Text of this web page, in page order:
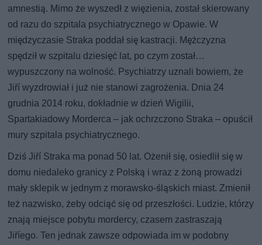
amnestią. Mimo że wyszedł z więzienia, został skierowany
od razu do szpitala psychiatrycznego w Opawie. W
międzyczasie Straka poddał się kastracji. Mężczyzna
spędził w szpitalu dziesięć lat, po czym został…
wypuszczony na wolność. Psychiatrzy uznali bowiem, że
Jiří wyzdrowiał i już nie stanowi zagrożenia. Dnia 24
grudnia 2014 roku, dokładnie w dzień Wigilii,
Spartakiadowy Morderca – jak ochrzczono Straka – opuścił
mury szpitala psychiatrycznego.
Dziś Jiří Straka ma ponad 50 lat. Ożenił się, osiedlił się w
domu niedaleko granicy z Polską i wraz z żoną prowadzi
mały sklepik w jednym z morawsko-śląskich miast. Zmienił
też nazwisko, żeby odciąć się od przeszłości. Ludzie, którzy
znają miejsce pobytu mordercy, czasem zastraszają
Jiříego. Ten jednak zawsze odpowiada im w podobny